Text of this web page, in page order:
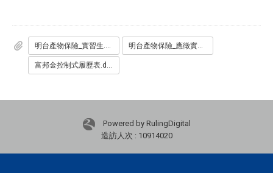
明台產物保險_實習生.pdf 明台產物保險_應徵實習生資料表_v26.doc
富邦金控制式履歷表.docx
Powered by RulingDigital
造訪人次 : 10914020